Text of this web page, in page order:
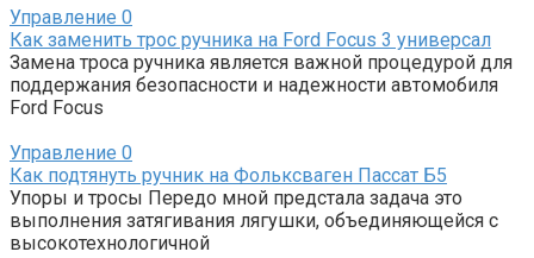
Управление 0
Как заменить трос ручника на Ford Focus 3 универсал
Замена троса ручника является важной процедурой для
поддержания безопасности и надежности автомобиля
Ford Focus
Управление 0
Как подтянуть ручник на Фольксваген Пассат Б5
Упоры и тросы Передо мной предстала задача это
выполнения затягивания лягушки, объединяющейся с
высокотехнологичной